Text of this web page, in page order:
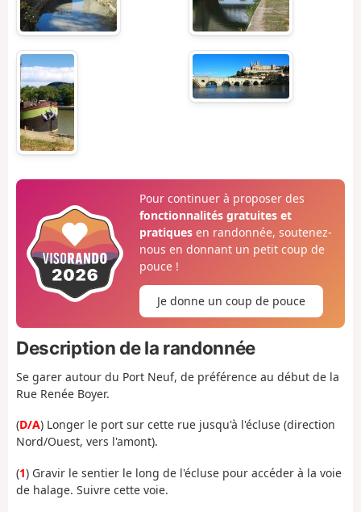
Pour continuer à proposer des
fonctionnalités gratuites et
pratiquesen randonnée, soutenez-
nous en donnant un petit coup de
pouce !
Je donne un coup de pouce
Description de la randonnée
Se garer autour du Port Neuf, de préférence au début de la
Rue Renée Boyer.
(D/A) Longer le port sur cette rue jusqu'à l'écluse (direction
Nord/Ouest, vers l'amont).
(1) Gravir le sentier le long de l'écluse pour accéder à la voie
de halage. Suivre cette voie.